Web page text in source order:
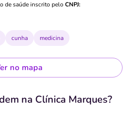
de saúde inscrito pelo CNPJ:
cunha medicina
no mapa
na Clínica Marques?